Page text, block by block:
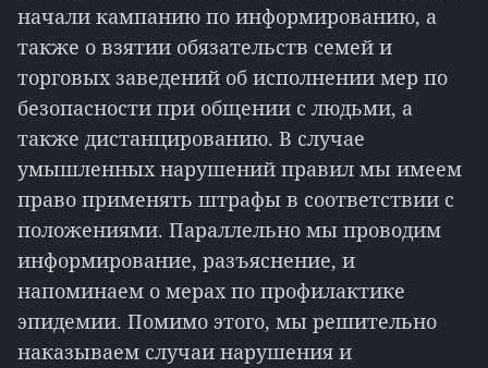
начали кампанию по информированию, а
также о взятии обязательств семей и
торговых заведений об исполнении мер по
безопасности при общении с людьми, а
также дистанцированию. В случае
умышленных нарушений правил мы имеем
право применять штрафы в соответствии с
положениями. Параллельно мы проводим
информирование, разъяснение, и
напоминаем о мерах по профилактике
эпидемии. Помимо этого, мы решительно
наказываем случаи нарушения и